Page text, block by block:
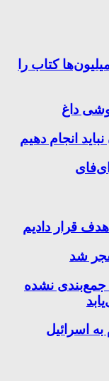
کتاب را
داغ
انجام دهیم
قرار دادیم
شد
جمع‌بندی نشده
اسرائیل